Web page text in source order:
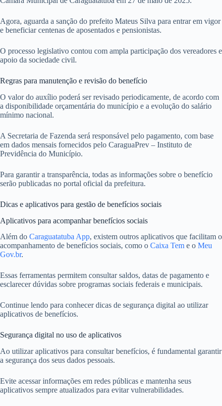
Agora, aguarda a sanção do prefeito Mateus Silva para entrar em vigor
e beneficiar centenas de aposentados e pensionistas.
O processo legislativo contou com ampla participação dos vereadores e
apoio da sociedade civil.
Regras para manutenção e revisão do benefício
O valor do auxílio poderá ser revisado periodicamente, de acordo com
a disponibilidade orçamentária do município e a evolução do salário
mínimo nacional.
A Secretaria de Fazenda será responsável pelo pagamento, com base
em dados mensais fornecidos pelo CaraguaPrev – Instituto de
Previdência do Município.
Para garantir a transparência, todas as informações sobre o benefício
serão publicadas no portal oficial da prefeitura.
Dicas e aplicativos para gestão de benefícios sociais
Aplicativos para acompanhar benefícios sociais
Além do Caraguatatuba App, existem outros aplicativos que facilitam o
acompanhamento de benefícios sociais, como o Caixa Tem e o Meu
Gov.br.
Essas ferramentas permitem consultar saldos, datas de pagamento e
esclarecer dúvidas sobre programas sociais federais e municipais.
Continue lendo para conhecer dicas de segurança digital ao utilizar
aplicativos de benefícios.
Segurança digital no uso de aplicativos
Ao utilizar aplicativos para consultar benefícios, é fundamental garantir
a segurança dos seus dados pessoais.
Evite acessar informações em redes públicas e mantenha seus
aplicativos sempre atualizados para evitar vulnerabilidades.